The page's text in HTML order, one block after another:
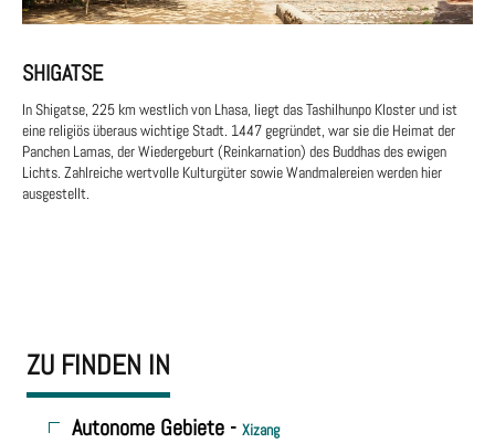
SHIGATSE
In Shigatse, 225 km westlich von Lhasa, liegt das Tashilhunpo Kloster und ist
eine religiös überaus wichtige Stadt. 1447 gegründet, war sie die Heimat der
Panchen Lamas, der Wiedergeburt (Reinkarnation) des Buddhas des ewigen
Lichts. Zahlreiche wertvolle Kulturgüter sowie Wandmalereien werden hier
ausgestellt.
ZU FINDEN IN
Autonome Gebiete - Xizang